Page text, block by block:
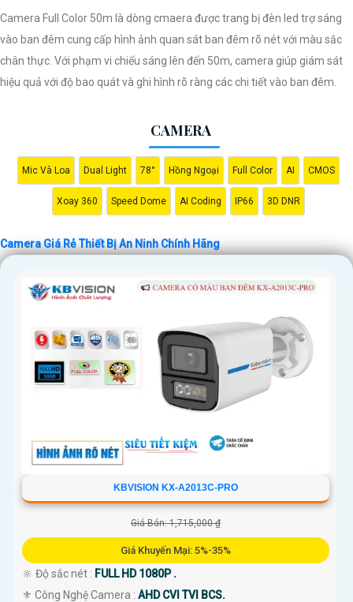
chất lượng 1MP, có khả năng quan sát ban đêm tốt, sắc nét.
🔖4:Camera Dahua HAC-HDBW1200RP-Z: Camera dome chất lượng
2MP, hỗ trợ các tính năng như chống ngược sáng, chống nước.
Nhớ kiểm tra kỹ thông số kỹ thuật cũng như nguồn gốc xuất xứ của sản
Camera Full Color 50m là dòng cmaera được trang bị đèn led trợ sáng
vào ban đêm cung cấp hình ảnh quan sát ban đêm rõ nét với màu sắc
chân thực. Với phạm vi chiếu sáng lên đến 50m, camera giúp giám sát
hiệu quả với độ bao quát và ghi hình rõ ràng các chi tiết vào ban đêm.
CAMERA
Mic Và Loa Dual Light 78° Hồng Ngoại Full Color AI CMOS
Xoay 360 Speed Dome AI Coding IP66 3D DNR
Camera Giá Rẻ Thiết Bị An Ninh Chính Hãng
KBVISION KX-A2013C-PRO
Giá Bán: 1,715,000 ₫
Giá Khuyến Mại: 5%-35%
🔆 Độ sắc nét : FULL HD 1080P .
⚜️ Công Nghệ Camera : AHD CVI TVI BCS.